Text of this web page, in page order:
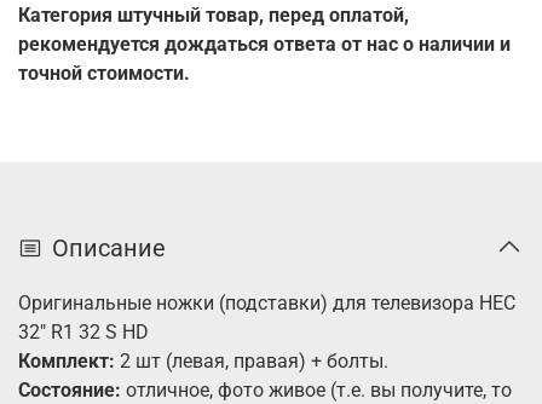
Категория штучный товар, перед оплатой,
рекомендуется дождаться ответа от нас о наличии и
точной стоимости.
Описание
Оригинальные ножки (подставки) для телевизора HEC
32" R1 32 S HD
Комплект: 2 шт (левая, правая) + болты.
Состояние: отличное, фото живое (т.е. вы получите, то